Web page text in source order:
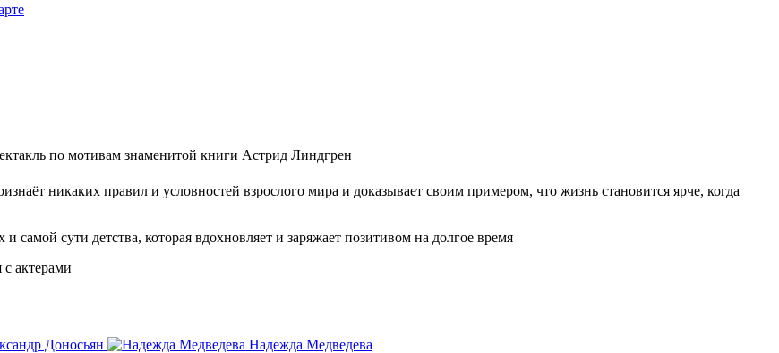
по мотивам знаменитой книги Астрид Линдгрен
никаких правил и условностей взрослого мира и доказывает своим примером, что жизнь становится ярче, когда
сути детства, которая вдохновляет и заряжает позитивом на долгое время
актерами
Доносьян Надежда Медведева